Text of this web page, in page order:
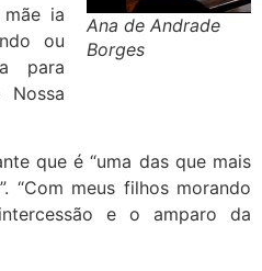
Ana de Andrade
Borges
ia
ou
para
que é “uma das que mais
“Com meus filhos morando
e o amparo da